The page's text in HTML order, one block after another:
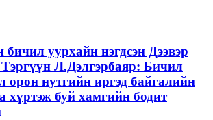
уурхайн нэгдсэн Дээвэр
Л.Дэлгэрбаяр: Бичил
орон нутгийн иргэд байгалийн
хүртэж буй хамгийн бодит